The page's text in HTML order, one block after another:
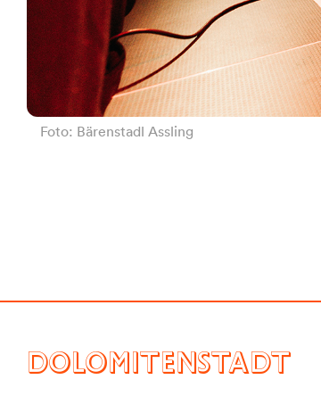
Foto: Bärenstadl Assling
DOLOMITENSTADT